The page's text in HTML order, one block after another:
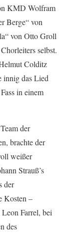
KMD Wolfram
Berge“ von
von Otto Groll
selbst.
Colditz
innig das Lied
in einem
der
brachte der
weißer
Strauß’s
der
Kosten –
Farrel, bei
des